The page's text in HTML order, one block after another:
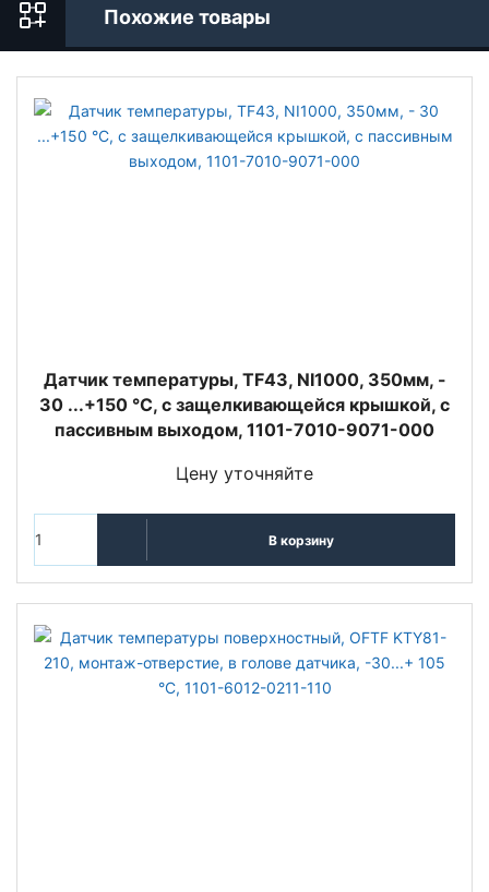
Похожие товары
Датчик температуры, TF43, NI1000, 350мм, -
30 ...+150 °C, с защелкивающейся крышкой, с
пассивным выходом, 1101-7010-9071-000
Цену уточняйте
В корзину